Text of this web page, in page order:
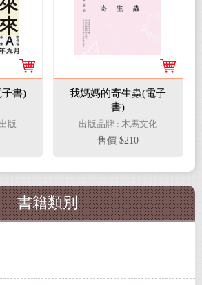
書)
版
我媽媽的寄生蟲(電子
書)
出版品牌 : 木馬文化
售價 $210
書籍類別